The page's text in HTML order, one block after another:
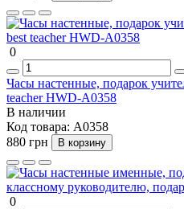
0
Часы настенные, подарок
teacher HWD-A0358
В наличии
Код товара: A0358
880 грн
В корзину
0